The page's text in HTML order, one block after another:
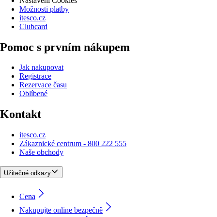
Možnosti platby
itesco.cz
Clubcard
Pomoc s prvním nákupem
Jak nakupovat
Registrace
Rezervace času
Oblíbené
Kontakt
itesco.cz
Zákaznické centrum - 800 222 555
Naše obchody
Užitečné odkazy
Cena
Nakupujte online bezpečně